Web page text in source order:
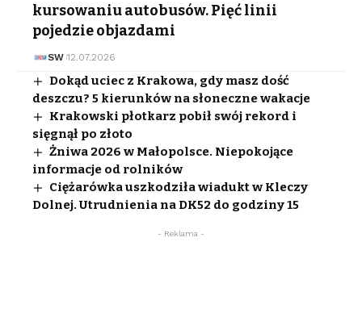
kursowaniu autobusów. Pięć linii
pojedzie objazdami
SW 12.07.2026
Dokąd uciec z Krakowa, gdy masz dość
deszczu? 5 kierunków na słoneczne wakacje
Krakowski płotkarz pobił swój rekord i
sięgnął po złoto
Żniwa 2026 w Małopolsce. Niepokojące
informacje od rolników
Ciężarówka uszkodziła wiadukt w Kleczy
Dolnej. Utrudnienia na DK52 do godziny 15
- Reklama -